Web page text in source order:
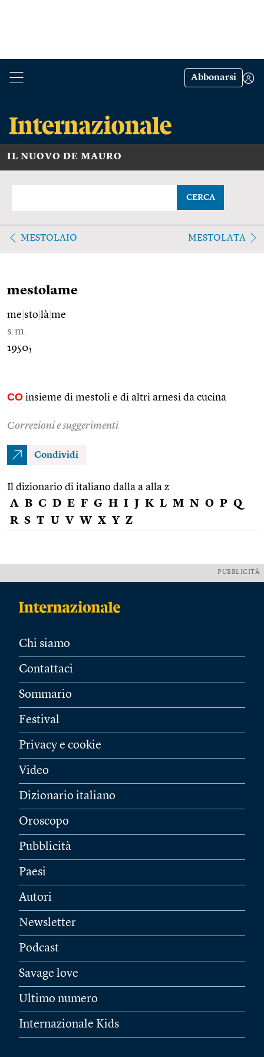
Abbonarsi
IL NUOVO DE MAURO
CERCA
MESTOLAIO MESTOLATA
mestolame
me sto là me
s.m.
1950;
CO insieme di mestoli e di altri arnesi da cucina
Correzioni e suggerimenti
Condividi
Il dizionario di italiano dalla a alla z
A B C D E F G H I J K L M N O P Q
R S T U V W X Y Z
PUBBLICITÀ
Chi siamo
Contattaci
Sommario
Festival
Privacy e cookie
Video
Dizionario italiano
Oroscopo
Pubblicità
Paesi
Autori
Newsletter
Podcast
Savage love
Ultimo numero
Internazionale Kids